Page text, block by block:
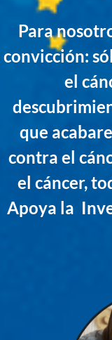
Para
convicción:
el
que
contra el
el cáncer,
Apoya la